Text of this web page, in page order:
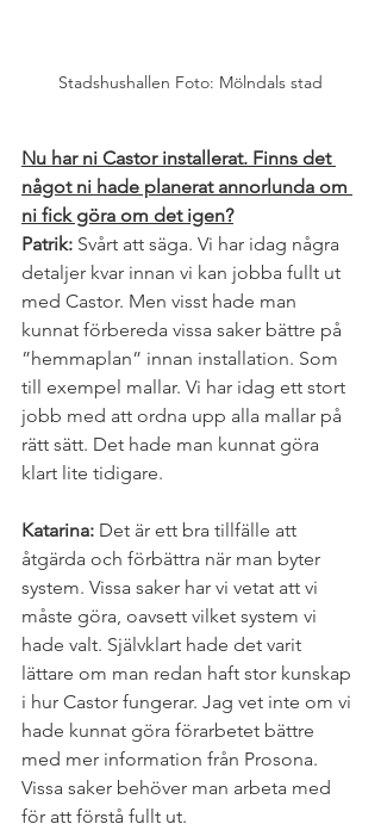
Stadshushallen Foto: Mölndals stad
Nu har ni Castor installerat. Finns det
något ni hade planerat annorlunda om
ni fick göra om det igen?
Patrik: Svårt att säga. Vi har idag några
detaljer kvar innan vi kan jobba fullt ut
med Castor. Men visst hade man
kunnat förbereda vissa saker bättre på
”hemmaplan” innan installation. Som
till exempel mallar. Vi har idag ett stort
jobb med att ordna upp alla mallar på
rätt sätt. Det hade man kunnat göra
klart lite tidigare.
Katarina: Det är ett bra tillfälle att
åtgärda och förbättra när man byter
system. Vissa saker har vi vetat att vi
måste göra, oavsett vilket system vi
hade valt. Självklart hade det varit
lättare om man redan haft stor kunskap
i hur Castor fungerar. Jag vet inte om vi
hade kunnat göra förarbetet bättre
med mer information från Prosona.
Vissa saker behöver man arbeta med
för att förstå fullt ut.